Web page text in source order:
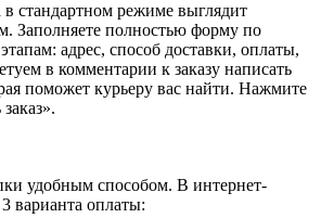
стандартном режиме выглядит
Заполняете полностью форму по
адрес, способ доставки, оплаты,
в комментарии к заказу написать
поможет курьеру вас найти. Нажмите
удобным способом. В интернет-
варианта оплаты: